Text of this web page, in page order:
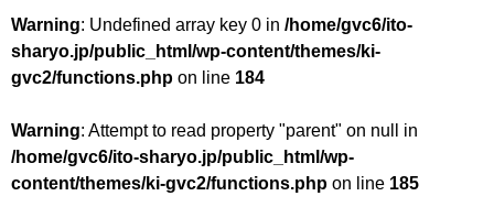
Warning: Undefined array key 0 in /home/gvc6/ito-
sharyo.jp/public_html/wp-content/themes/ki-
gvc2/functions.php on line 184
Warning: Attempt to read property "parent" on null in
/home/gvc6/ito-sharyo.jp/public_html/wp-
content/themes/ki-gvc2/functions.php on line 185